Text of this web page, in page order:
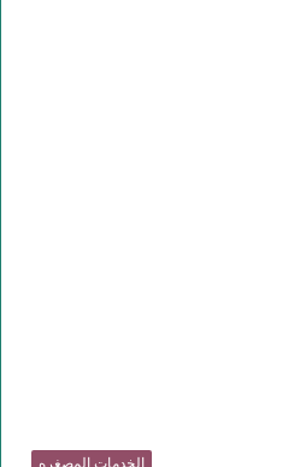
الخدمات المصغره